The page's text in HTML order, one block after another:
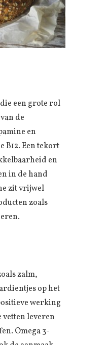
een grote rol
de
en
B12. Een tekort
en
in de hand
zit vrijwel
zoals
zalm,
op het
werking
vetten leveren
Omega 3-